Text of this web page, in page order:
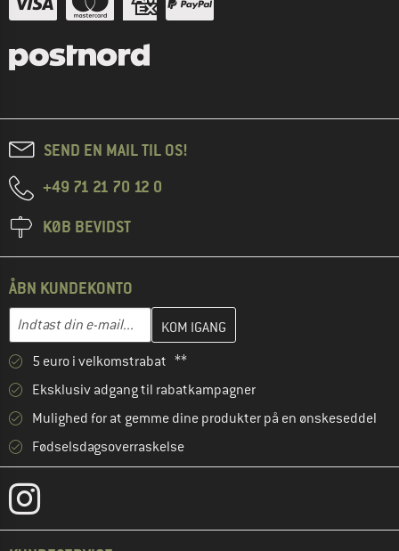
SEND EN MAIL TIL OS!
+49 71 21 70 12 0
KØB BEVIDST
ÅBN KUNDEKONTO
E-mail-adresse
Indtast din e-mailadresse her, og opret i næste trin din
5 euro i velkomstrabat **
Eksklusiv adgang til rabatkampagner
Mulighed for at gemme dine produkter på en ønskeseddel
Fødselsdagsoverraskelse